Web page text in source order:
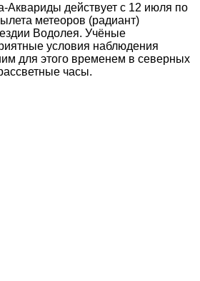
Аквариды действует с 12 июля по
метеоров (радиант)
Водолея. Учёные
условия наблюдения
для этого временем в северных
часы.